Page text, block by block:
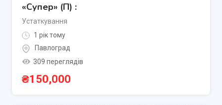
«Супер» (П) :
Устаткування
1 рік тому
Павлоград
309 переглядів
₴150,000